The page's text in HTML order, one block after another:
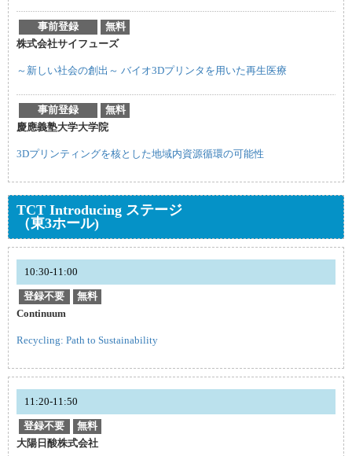
事前登録
無料
株式会社サイフューズ
～新しい社会の創出～ バイオ3Dプリンタを用いた再生医療
事前登録
無料
慶應義塾大学大学院
3Dプリンティングを核とした地域内資源循環の可能性
TCT Introducing ステージ
（東3ホール)
10:30-11:00
登録不要
無料
Continuum
Recycling: Path to Sustainability
11:20-11:50
登録不要
無料
大陽日酸株式会社